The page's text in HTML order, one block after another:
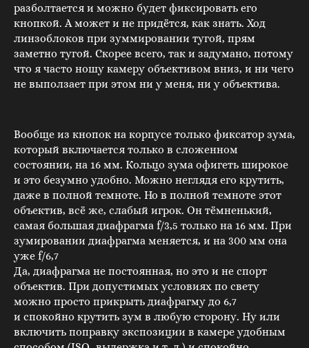
разболтается и можно будет фиксировать его
кнопкой. А может и не придётся, как знать. Ход
линзоблоков при зуммировании тугой, прям
заметно тугой. Скорее всего, так и задумано, потому
что я часто ношу камеру объективом вниз, и ни чего
не выползает при этом ни у меня, ни у объектива.
Вообще из кнопок на корпусе только фиксатор зума,
который включается только в сложенном
состоянии, на 16 мм. Кольцо зума офигеть широкое
и это безумно удобно. Можно неглядя его крутить,
даже в полной темноте. Но в полной темноте этот
объектив, всё же, слабый игрок. Он тёмненький,
самая большая диафрагма f/3,5 только на 16 мм. При
зумировании диафрагма меняется, и на 300 мм она
уже f/6,7
Да, диафрагма не постоянная, но это и не спорт
объектив. При допустимых условиях по свету
можно просто прикрыть диафрагму до 6,7
и спокойно крутить зум в любую сторону. Ну или
включить поправку экспозиции в камере удобным